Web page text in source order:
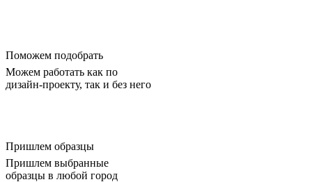
Поможем подобрать
Можем работать как по
дизайн-проекту, так и без него
Пришлем образцы
Пришлем выбранные
образцы в любой город